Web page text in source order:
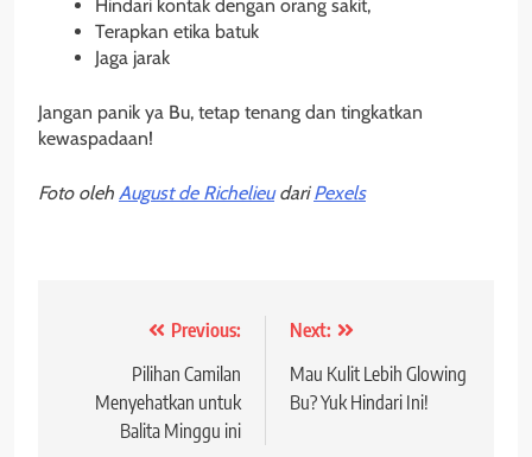
Hindari kontak dengan orang sakit,
Terapkan etika batuk
Jaga jarak
Jangan panik ya Bu, tetap tenang dan tingkatkan
kewaspadaan!
Foto oleh August de RichelieudariPexels
navigation
Previous:
Pilihan Camilan
Menyehatkan untuk
Balita Minggu ini
Next:
Mau Kulit Lebih Glowing
Bu? Yuk Hindari Ini!